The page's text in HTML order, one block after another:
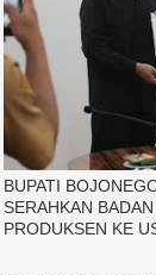
BUPATI
SERAHKAN
PRODUKSEN KE